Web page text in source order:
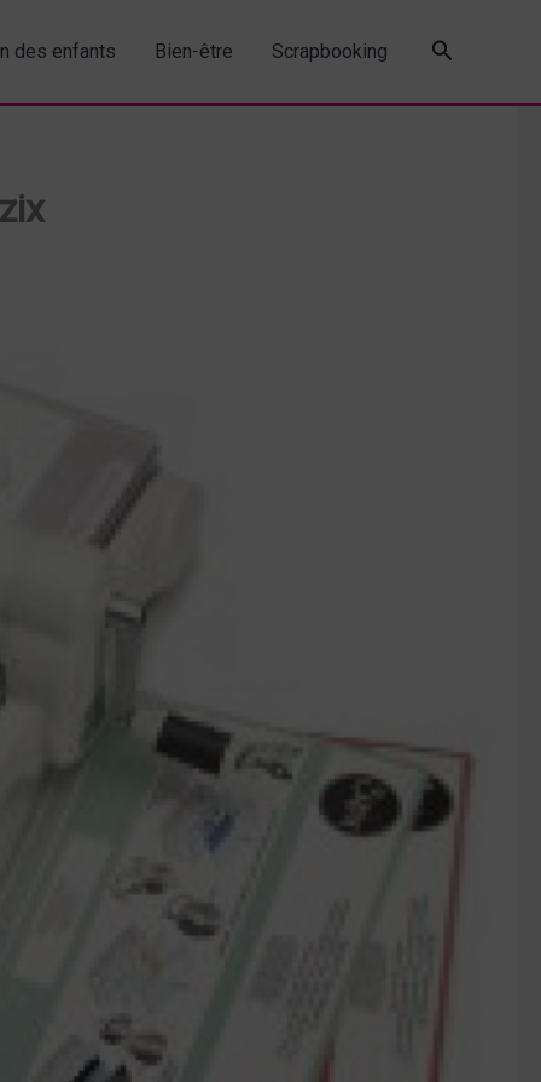
des enfants Bien-être Scrapbooking